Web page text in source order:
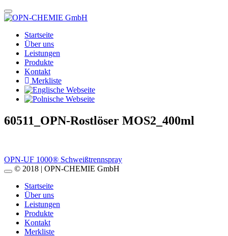
Startseite
Über uns
Leistungen
Produkte
Kontakt
Merkliste
60511_OPN-Rostlöser MOS2_400ml
Beitragsnavigation
OPN-UF 1000® Schweißtrennspray
© 2018 | OPN-CHEMIE GmbH
Startseite
Über uns
Leistungen
Produkte
Kontakt
Merkliste